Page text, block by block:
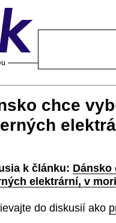
chce
k článku: Dánsko
elektrární, v mori
do diskusií ako